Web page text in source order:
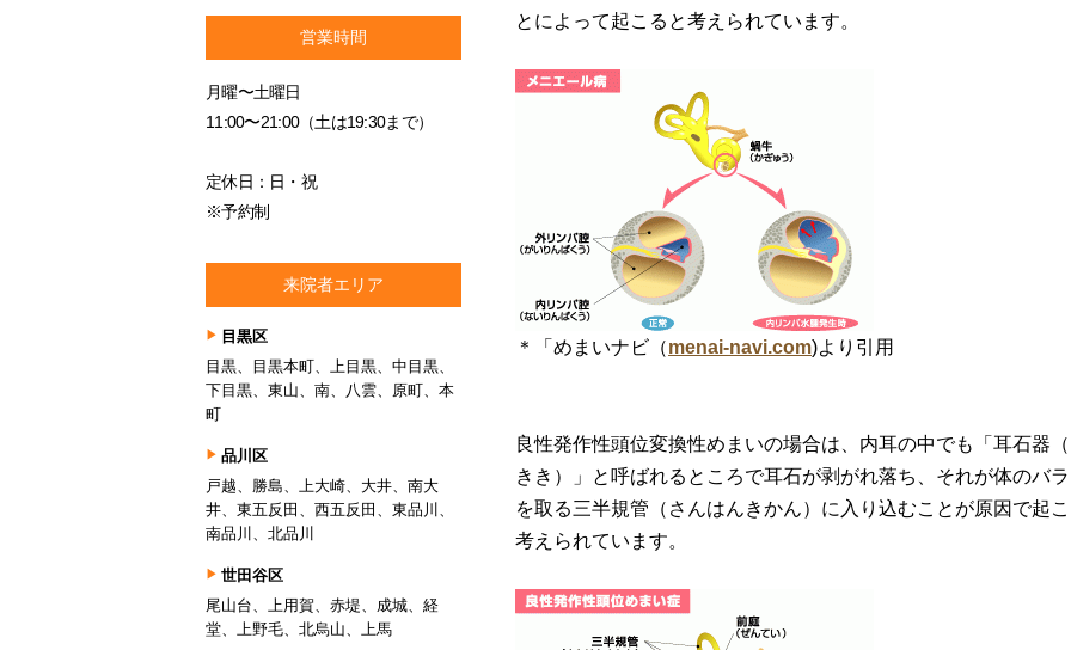
とによって起こると考えられています。
＊「めまいナビ（menai-navi.com)より引用
良性発作性頭位変換性めまいの場合は、内耳の中でも「耳石器
きき）」と呼ばれるところで耳石が剥がれ落ち、それが体のバ
を取る三半規管（さんはんきかん）に入り込むことが原因で起
考えられています。
営業時間
月曜〜土曜日
11:00〜21:00（土は19:30まで）
定休日：日・祝
※予約制
来院者エリア
目黒区
目黒、目黒本町、上目黒、中目黒、
下目黒、東山、南、八雲、原町、本
町
品川区
戸越、勝島、上大崎、大井、南大
井、東五反田、西五反田、東品川、
南品川、北品川
世田谷区
尾山台、上用賀、赤堤、成城、経
堂、上野毛、北烏山、上馬